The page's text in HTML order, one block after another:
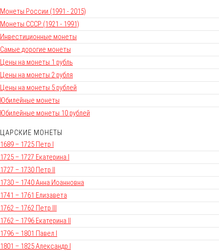
Монеты России (1991 - 2015)
Монеты СССР (1921 - 1991)
Инвестиционные монеты
Самые дорогие монеты
Цены на монеты 1 рубль
Цены на монеты 2 рубля
Цены на монеты 5 рублей
Юбилейные монеты
Юбилейные монеты 10 рублей
ЦАРСКИЕ МОНЕТЫ
1689 – 1725 Петр I
1725 – 1727 Екатерина I
1727 – 1730 Петр II
1730 – 1740 Анна Иоанновна
1741 – 1761 Елизавета
1762 – 1762 Петр III
1762 – 1796 Екатерина II
1796 – 1801 Павел I
1801 – 1825 Александр I